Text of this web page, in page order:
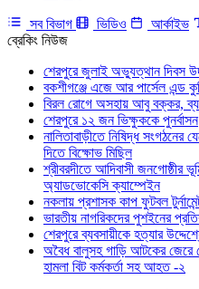
সব বিভাগ ভিডিও আর্কাইভ
ব্রেকিং নিউজ
শেরপুরে জুলাই অভ্যুত্থান দিবস
বকশীগঞ্জে এজে আর পার্সেল এন্ড
বিরল রোগে অসহায় আবু বক্কর,
শেরপুরে ১২ জন ভিক্ষুককে পুনর্বাসন
নালিতাবাড়ীতে নিষিদ্ধ
দিতে বিক্ষোভ মিছিল
শ্রীবরদীতে আদিবাসী জনগোষ্ঠীর
অ্যাডভোকেসি ক্যাম্পেইন
নকলায় প্রশাসক কাপ ফুটবল
ভারতীয় নাগরিকদের পুশইনের
শেরপুরে ব্যবসায়ীকে হত্যার
অবৈধ বালুসহ গাড়ি আটকের জেরে
হামলা বিট কর্মকর্তা সহ আহত -২